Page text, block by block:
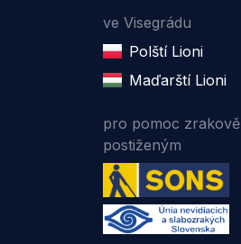
ve Visegrádu
Polští Lioni
Maďarští Lioni
pro pomoc zrakově
postiženým